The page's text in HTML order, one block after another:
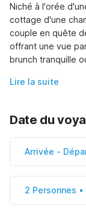
Niché à l'orée
cottage d'une
couple en quête
offrant une vue
brunch tranquille
Lire la suite
Date du
Arrivée -
2 Personnes •